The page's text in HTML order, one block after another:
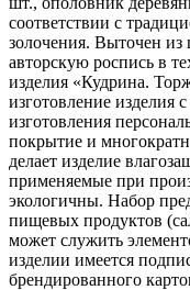
соответствии с
золочения. Выточен из
авторскую роспись в
изделия «Кудрина.
изготовление изделия
изготовления
покрытие и
делает изделие
применяемые при
экологичны. Набор
пищевых продуктов
может служить
изделии имеется
брендированного